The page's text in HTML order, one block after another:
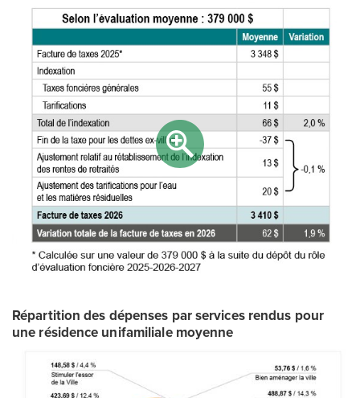
Répartition des dépenses par services rendus pour
une résidence unifamiliale moyenne